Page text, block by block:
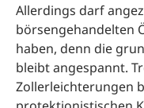
Allerdings darf
börsengehandelten
haben, denn die
bleibt angespannt.
Zollerleichterungen